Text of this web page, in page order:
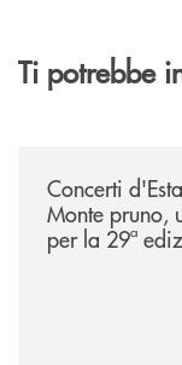
Ti potrebbe
Concerti
Monte pruno,
per la 29ª